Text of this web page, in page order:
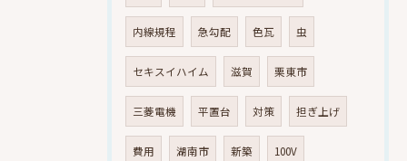
内線規程 急勾配 色瓦 虫
セキスイハイム 滋賀 栗東市
三菱電機 平置台 対策 担ぎ上げ
費用 湖南市 新築 100V